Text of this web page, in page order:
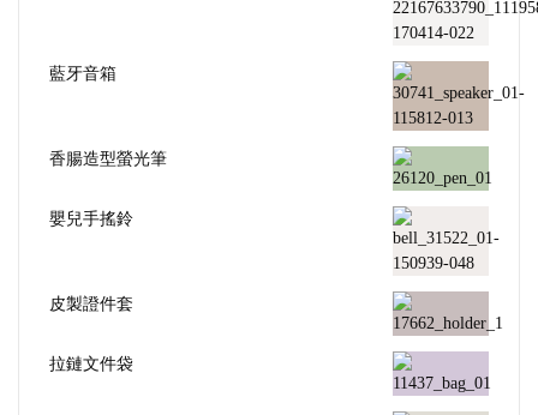
藍牙音箱
香腸造型螢光筆
嬰兒手搖鈴
皮製證件套
拉鏈文件袋